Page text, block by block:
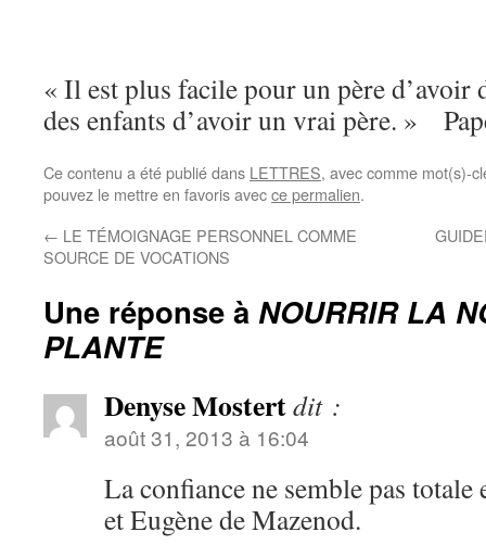
« Il est plus facile pour un père d’avoir
des enfants d’avoir un vrai père. »
Ce contenu a été publié dans LETTRES, avec comme mot(s)-
pouvez le mettre en favoris avecce permalien.
← LE TÉMOIGNAGE PERSONNEL COMME
SOURCE DE VOCATIONS
Une réponse à NOURRIR LA
PLANTE
Denyse Mostertdit :
août 31, 2013 à 16:04
La confiance ne semble pas
et Eugène de Mazenod.